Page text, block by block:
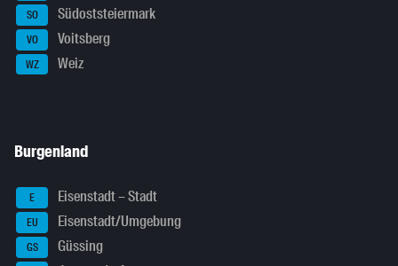
SO Südoststeiermark
VO Voitsberg
WZ Weiz
Burgenland
E Eisenstadt – Stadt
EU Eisenstadt/Umgebung
GS Güssing